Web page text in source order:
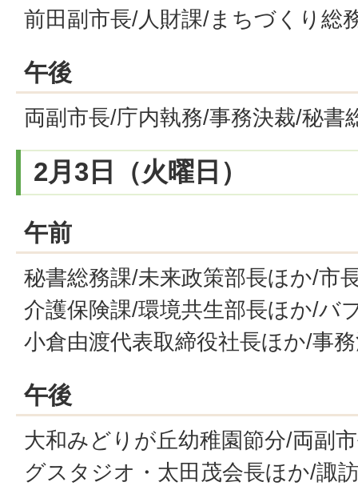
前田副市長/人財課/まちづくり総
午後
両副市長/庁内執務/事務決裁/秘書
2月3日（火曜日）
午前
秘書総務課/未来政策部長ほか/市
介護保険課/環境共生部長ほか/バ
小倉由渡代表取締役社長ほか/事
午後
大和みどりが丘幼稚園節分/両副
グスタジオ・太田茂会長ほか/諏